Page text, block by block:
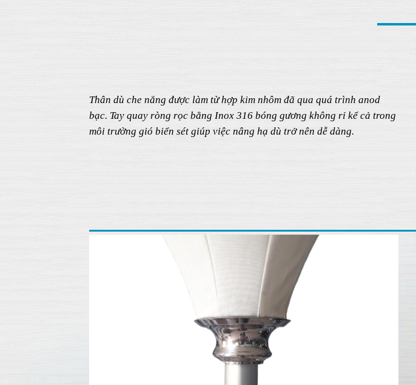
Thân dù che nắng được làm từ hợp kim nhôm đã qua quá trình anod
bạc. Tay quay ròng rọc bằng Inox 316 bóng gương không rỉ kể cả trong
môi trường gió biển sét giúp việc nâng hạ dù trở nên dễ dàng.